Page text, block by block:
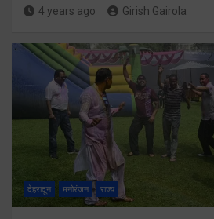
4 years ago Girish Gairola
देहरादून मनोरंजन राज्य